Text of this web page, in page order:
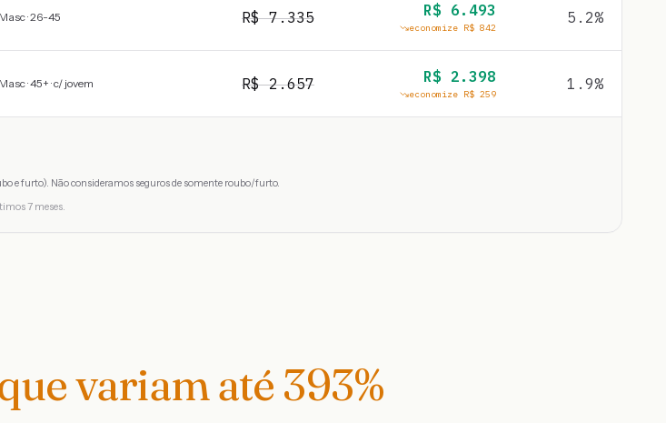
Masc · 26-45 R$7.335 R$ 6.493
economize R$ 842
5.2%
Masc · 45+ · c/ jovem R$2.657 R$ 2.398
economize R$ 259
1.9%
e furto). Não consideramos seguros de somente roubo/furto.
7 meses.
variam até 393%